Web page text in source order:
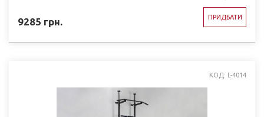
9285 грн. ПРИДБАТИ
КОД: L-4014